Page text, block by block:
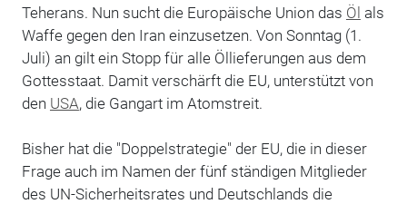
Teherans. Nun sucht die Europäische Union das Öl als
Waffe gegen den Iran einzusetzen. Von Sonntag (1.
Juli) an gilt ein Stopp für alle Öllieferungen aus dem
Gottesstaat. Damit verschärft die EU, unterstützt von
den USA, die Gangart im Atomstreit.
Bisher hat die "Doppelstrategie" der EU, die in dieser
Frage auch im Namen der fünf ständigen Mitglieder
des UN-Sicherheitsrates und Deutschlands die